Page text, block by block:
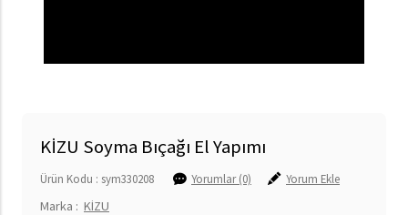
KİZU Soyma Bıçağı El Yapımı
Ürün Kodu : sym330208 Yorumlar (0) Yorum Ekle
Marka : KİZU